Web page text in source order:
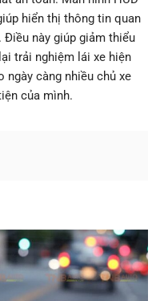
hiển thị thông tin quan
này giúp giảm thiểu
trải nghiệm lái xe hiện
ngày càng nhiều chủ xe
của mình.